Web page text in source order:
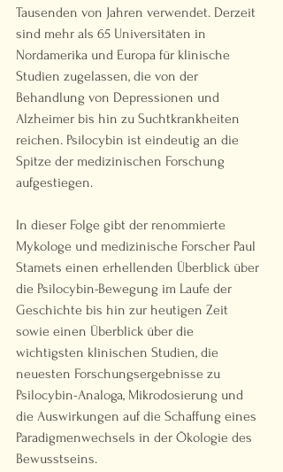
Tausenden von Jahren verwendet. Derzeit
sind mehr als 65 Universitäten in
Nordamerika und Europa für klinische
Studien zugelassen, die von der
Behandlung von Depressionen und
Alzheimer bis hin zu Suchtkrankheiten
reichen. Psilocybin ist eindeutig an die
Spitze der medizinischen Forschung
aufgestiegen.
In dieser Folge gibt der renommierte
Mykologe und medizinische Forscher Paul
Stamets einen erhellenden Überblick über
die Psilocybin-Bewegung im Laufe der
Geschichte bis hin zur heutigen Zeit
sowie einen Überblick über die
wichtigsten klinischen Studien, die
neuesten Forschungsergebnisse zu
Psilocybin-Analoga, Mikrodosierung und
die Auswirkungen auf die Schaffung eines
Paradigmenwechsels in der Ökologie des
Bewusstseins.